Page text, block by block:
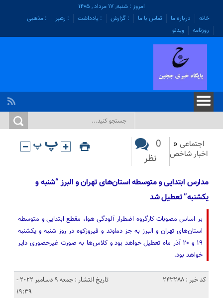
امروز : شنبه, ۱۷ مرداد , ۱۴۰۵
خانه
درباره ما تماس با ما : گزارش : یادداشت : رهبر
: مذهبی
روزنامه
ویدئو
اجتماعی «
اخبار شاخص
0
نظر
مدارس ابتدایی و متوسطه استان‌های تهران و البرز “شنبه و
یکشنبه” تعطیل شد
بر اساس مصوبات کارگروه اضطرار آلودگی هوا، مقطع ابتدایی و متوسطه
استان‌های تهران و البرز به جز دماوند و فیروزکوه در روز شنبه و یکشنبه
۱۹ و ۲۰ آذر ماه تعطیل خواهد بود و کلاس‌ها به صورت غیرحضوری دایر
خواهد بود.
کد خبر : 243288
تاریخ انتشار : جمعه 9 دسامبر 2022 -
19:39